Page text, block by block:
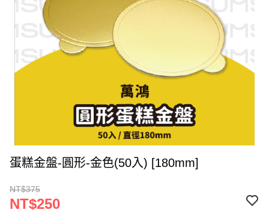
蛋糕金盤-圓形-金色(50入) [180mm]
NT$375
NT$250